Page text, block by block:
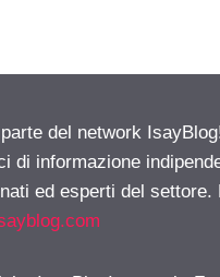
del network
di informazione
ed esperti del